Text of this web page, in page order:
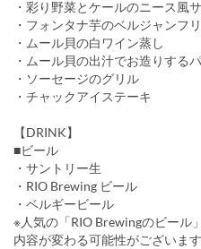
・彩り野菜とケールのニース風
・フォンタナ芋のベルジャンフ
・ムール貝の白ワイン蒸し
・ムール貝の出汁でお造りする
・ソーセージのグリル
・チャックアイステーキ
【DRINK】
■ビール
・サントリー生
・RIO Brewing ビール
・ベルギービール
※人気の「RIO Brewingのビール
内容が変わる可能性がございます